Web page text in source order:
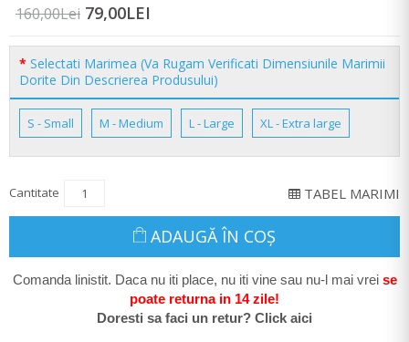
160,00Lei 79,00LEI
Selectati Marimea (Va Rugam Verificati Dimensiunile Marimii
Dorite Din Descrierea Produsului)
S - Small M - Medium L - Large XL - Extra large
Cantitate TABEL MARIMI
ADAUGĂ ÎN COŞ
Comanda linistit. Daca nu iti place, nu iti vine sau nu-l mai vrei se
poate returna in 14 zile!
Doresti sa faci un retur? Click aici